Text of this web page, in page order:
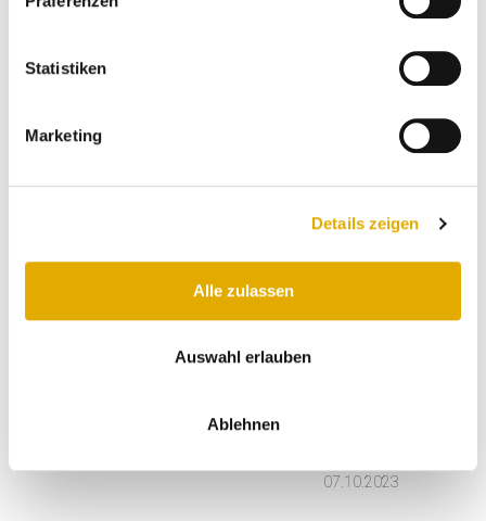
Statistiken
Marketing
Details zeigen
Alle zulassen
Auswahl erlauben
Ablehnen
Ritter H
am besten finde ich die sehr
07.10.2023